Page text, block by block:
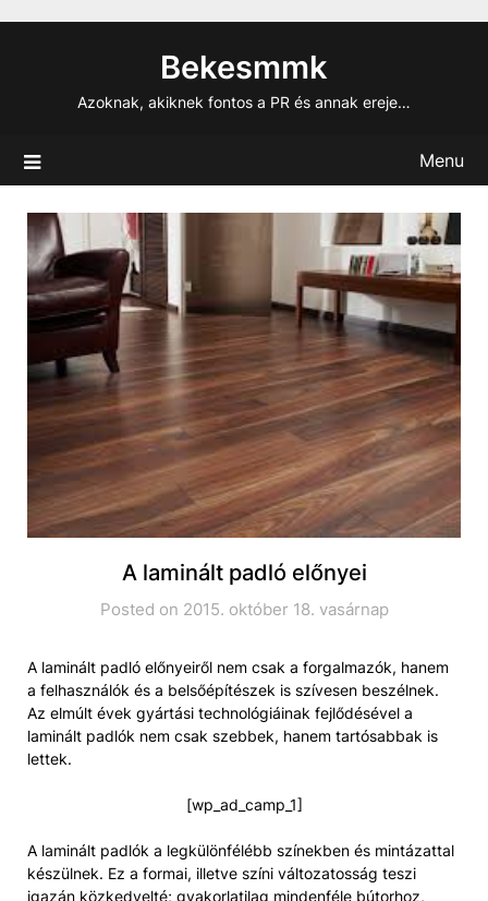
Bekesmmk
Azoknak, akiknek fontos a PR és annak ereje…
Menu
A laminált padló előnyei
Posted on 2015. október 18. vasárnap
A laminált padló előnyeiről nem csak a forgalmazók, hanem
a felhasználók és a belsőépítészek is szívesen beszélnek.
Az elmúlt évek gyártási technológiáinak fejlődésével a
laminált padlók nem csak szebbek, hanem tartósabbak is
lettek.
[wp_ad_camp_1]
A laminált padlók a legkülönfélébb színekben és mintázattal
készülnek. Ez a formai, illetve színi változatosság teszi
igazán közkedvelté; gyakorlatilag mindenféle bútorhoz,